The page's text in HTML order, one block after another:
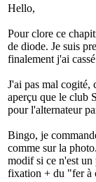
Hello,
Pour clore ce
de diode. Je suis
finalement j'ai
J'ai pas mal cogité,
aperçu que le club
pour l'alternateur
Bingo, je
comme sur la
modif si ce n'est un
fixation + du "fer à